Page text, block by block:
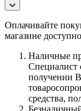
Оплачивайте
магазине
Наличные
Специалист
получении
средства,